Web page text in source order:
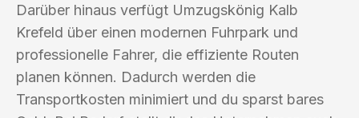
Darüber hinaus verfügt Umzugskönig Kalb
Krefeld über einen modernen Fuhrpark und
professionelle Fahrer, die effiziente Routen
planen können. Dadurch werden die
Transportkosten minimiert und du sparst bares